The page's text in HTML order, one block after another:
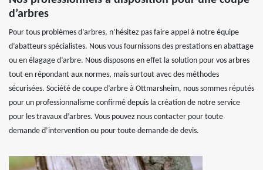
d’arbres
Pour tous problèmes d’arbres, n’hésitez pas faire appel à notre équipe
d’abatteurs spécialistes. Nous vous fournissons des prestations en abattage
ou en élagage d’arbre. Nous disposons en effet la solution pour vos arbres
tout en répondant aux normes, mais surtout avec des méthodes
sécurisées. Société de coupe d’arbre à Ottmarsheim, nous sommes réputés
pour un professionnalisme confirmé depuis la création de notre service
pour les travaux d’arbres. Vous pouvez nous contacter pour toute
demande d’intervention ou pour toute demande de devis.